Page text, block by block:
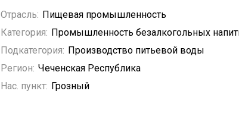
Отрасль: Пищевая промышленность
Категория: Промышленность безалкогольных
Подкатегория: Производство питьевой воды
Регион: Чеченская Республика
Нас. пункт: Грозный